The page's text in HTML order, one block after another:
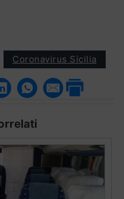
Coronavirus Sicilia